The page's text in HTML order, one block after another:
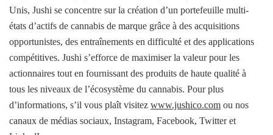
Unis, Jushi se concentre sur la création d’un portefeuille multi-
états d’actifs de cannabis de marque grâce à des acquisitions
opportunistes, des entraînements en difficulté et des applications
compétitives. Jushi s’efforce de maximiser la valeur pour les
actionnaires tout en fournissant des produits de haute qualité à
tous les niveaux de l’écosystème du cannabis. Pour plus
d’informations, s’il vous plaît visitez www.jushico.com ou nos
canaux de médias sociaux, Instagram, Facebook, Twitter et